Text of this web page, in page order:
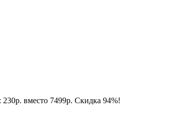
вместо 7499р. Скидка 94%!